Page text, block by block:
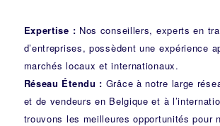
Expertise : Nos conseillers, experts en
d’entreprises, possèdent une expérience
marchés locaux et internationaux.
Réseau Étendu : Grâce à notre large
et de vendeurs en Belgique et à
trouvons les meilleures opportunités pour